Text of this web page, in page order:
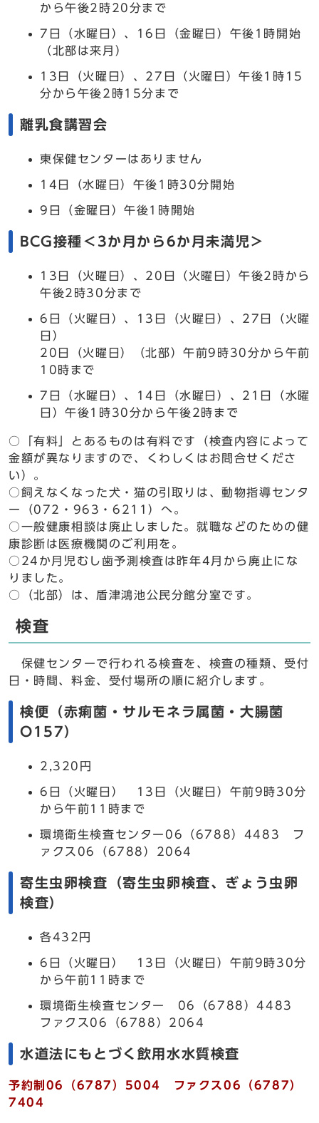
から午後2時20分まで
7日（水曜日）、16日（金曜日）午後1時開始
（北部は来月）
13日（火曜日）、27日（火曜日）午後1時15
分から午後2時15分まで
離乳食講習会
東保健センターはありません
14日（水曜日）午後1時30分開始
9日（金曜日）午後1時開始
BCG接種＜3か月から6か月未満児＞
13日（火曜日）、20日（火曜日）午後2時から
午後2時30分まで
6日（火曜日）、13日（火曜日）、27日（火曜
日）
20日（火曜日）（北部）午前9時30分から午前
10時まで
7日（水曜日）、14日（水曜日）、21日（水曜
日）午後1時30分から午後2時まで
○「有料」とあるものは有料です（検査内容によって
金額が異なりますので、くわしくはお問合せくださ
い）。
○飼えなくなった犬・猫の引取りは、動物指導センタ
ー（072・963・6211）へ。
○一般健康相談は廃止しました。就職などのための健
康診断は医療機関のご利用を。
○24か月児むし歯予測検査は昨年4月から廃止にな
りました。
○（北部）は、盾津鴻池公民分館分室です。
検査
保健センターで行われる検査を、検査の種類、受付
日・時間、料金、受付場所の順に紹介します。
検便（赤痢菌・サルモネラ属菌・大腸菌
O157）
2,320円
6日（火曜日） 13日（火曜日）午前9時30分
から午前11時まで
環境衛生検査センター06（6788）4483 フ
ァクス06（6788）2064
寄生虫卵検査（寄生虫卵検査、ぎょう虫卵
検査）
各432円
6日（火曜日） 13日（火曜日）午前9時30分
から午前11時まで
環境衛生検査センター 06（6788）4483
ファクス06（6788）2064
水道法にもとづく飲用水水質検査
予約制06（6787）5004 ファクス06（6787）
7404